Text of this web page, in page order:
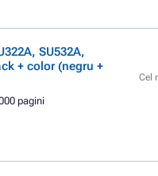
SU532A,
+ color (negru +
pagini
Cel